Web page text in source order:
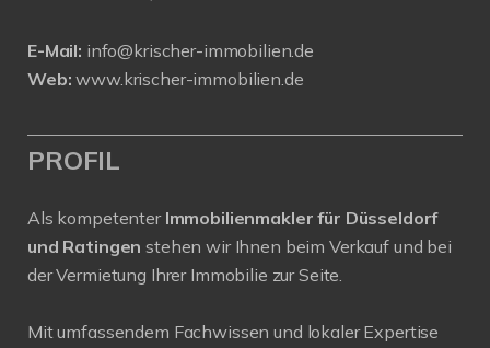
E-Mail: info@krischer-immobilien.de
Web: www.krischer-immobilien.de
PROFIL
Als kompetenter Immobilienmakler für Düsseldorf
und Ratingen stehen wir Ihnen beim Verkauf und bei
der Vermietung Ihrer Immobilie zur Seite.
Mit umfassendem Fachwissen und lokaler Expertise